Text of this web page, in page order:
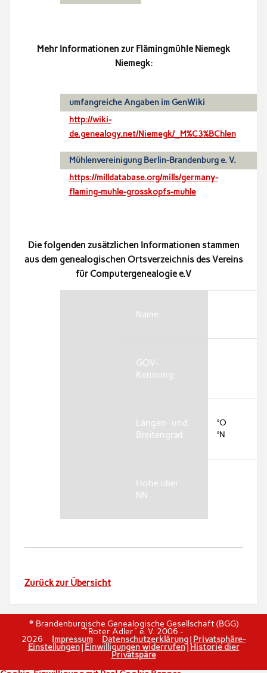
Mehr Informationen zur Flämingmühle Niemegk
Niemegk:
umfangreiche Angaben im GenWiki
http://wiki-
de.genealogy.net/Niemegk/_M%C3%BChlen
Mühlenvereinigung Berlin-Brandenburg e. V.
https://milldatabase.org/mills/germany-
flaming-muhle-grosskopfs-muhle
Die folgenden zusätzlichen Informationen stammen
aus dem genealogischen Ortsverzeichnis des Vereins
für Computergenealogie e.V
Name:
GOV-
Kennung:
Längen- und
Breitengrad:
°O
°N
Höhe über
NN
Zurück zur Übersicht
© Brandenburgische Genealogische Gesellschaft (BGG)
"Roter Adler" e. V. 2006 -
2026 Impressum Datenschutzerklärung| Privatsphäre-
Einstellungen| Einwilligungen widerrufen|Historie dier
Privatspäre